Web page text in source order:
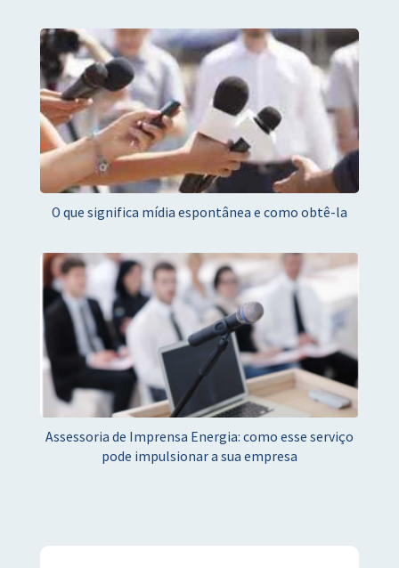
O que significa mídia espontânea e como obtê-la
Assessoria de Imprensa Energia: como esse serviço
pode impulsionar a sua empresa